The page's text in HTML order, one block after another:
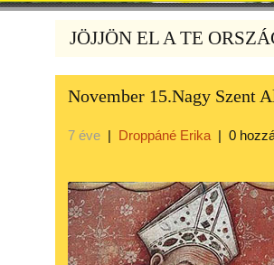
JÖJJÖN EL A TE
November 15.Nagy Szent
7 éve | Droppáné Erika | 0